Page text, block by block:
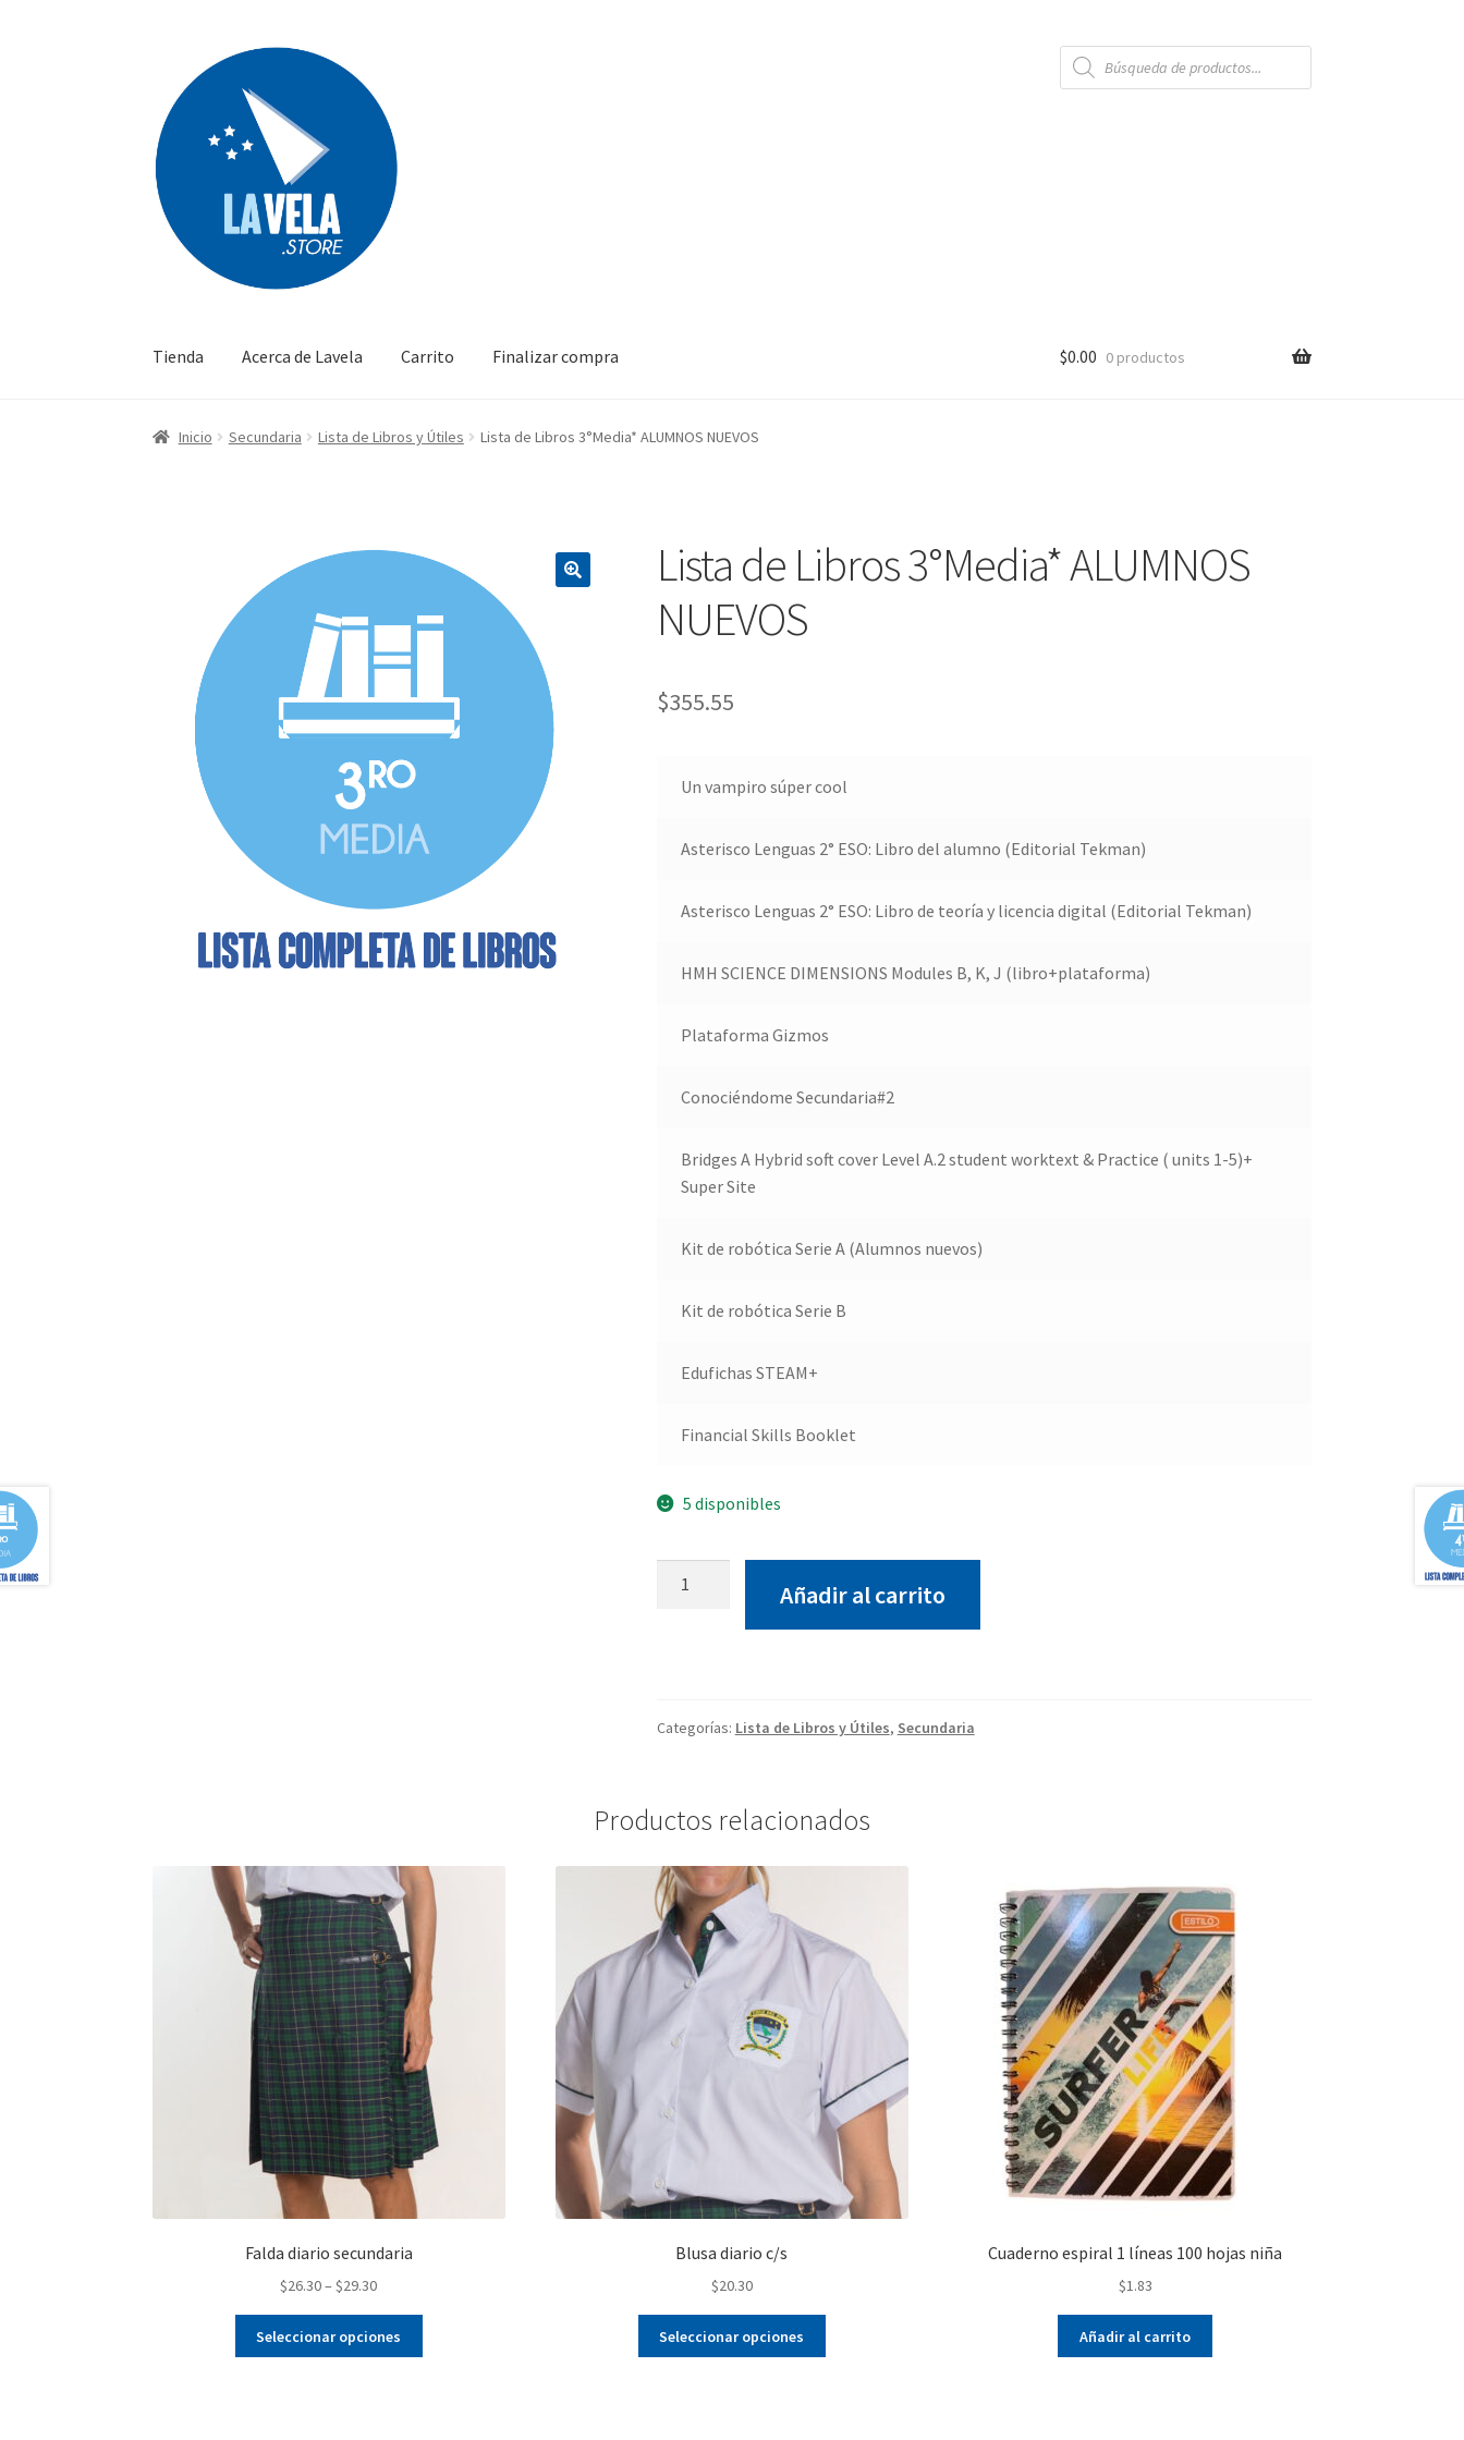
navegación
contenido
Búsqueda
de
productos
Tienda Acerca de Lavela Carrito Finalizar compra $0.00 0 productos
Inicio Secundaria Lista de Libros y Útiles Lista de Libros 3°Media* ALUMNOS NUEVOS
Lista de Libros 3°Media* ALUMNOS
NUEVOS
$355.55
Un vampiro súper cool
Asterisco Lenguas 2° ESO: Libro del alumno (Editorial Tekman)
Asterisco Lenguas 2° ESO: Libro de teoría y licencia digital (Editorial Tekman)
HMH SCIENCE DIMENSIONS Modules B, K, J (libro+plataforma)
Plataforma Gizmos
Conociéndome Secundaria#2
Bridges A Hybrid soft cover Level A.2 student worktext & Practice ( units 1-5)+
Super Site
Kit de robótica Serie A (Alumnos nuevos)
Kit de robótica Serie B
Edufichas STEAM+
Financial Skills Booklet
5 disponibles
cantidad
Añadir al carrito
Categorías: Lista de Libros y Útiles, Secundaria
Productos relacionados
Falda diario secundaria
$26.30–$29.30
Seleccionar opciones
Blusa diario c/s
$20.30
Seleccionar opciones
Cuaderno espiral 1 líneas 100 hojas niña
$1.83
Añadir al carrito